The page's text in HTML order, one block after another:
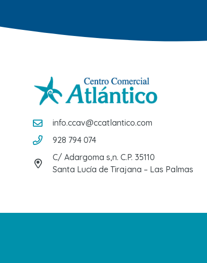
info.ccav@ccatlantico.com
928 794 074
C/ Adargoma s,n. C.P. 35110
Santa Lucía de Tirajana – Las Palmas